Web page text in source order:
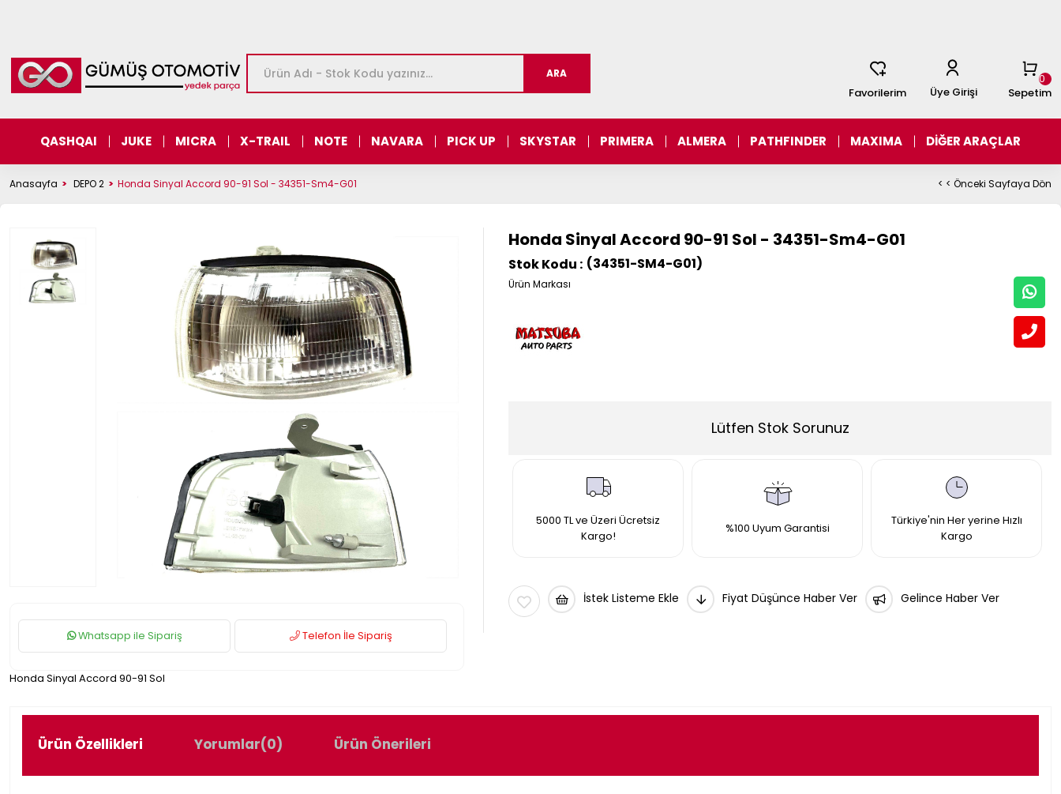
Sepetim
0
Favorilerim
Üye Girişi
QASHQAI JUKE MICRA X-TRAIL NOTE NAVARA PICK UP SKYSTAR PRIMERA ALMERA PATHFINDER MAXIMA DİĞER ARAÇLAR
Anasayfa DEPO 2 Honda Sinyal Accord 90-91 Sol - 34351-Sm4-G01 < < Önceki Sayfaya Dön
Whatsapp ile Sipariş Telefon İle Sipariş
Honda Sinyal Accord 90-91 Sol
Honda Sinyal Accord 90-91 Sol - 34351-Sm4-G01
(34351-SM4-G01)
Lütfen Stok Sorunuz
5000 TL ve Üzeri Ücretsiz
Kargo!
%100 Uyum Garantisi
Türkiye'nin Her yerine Hızlı
Kargo
İstek Listeme Ekle Fiyat Düşünce Haber Ver Gelince Haber Ver
Ürün Özellikleri Yorumlar(0) Ürün Önerileri